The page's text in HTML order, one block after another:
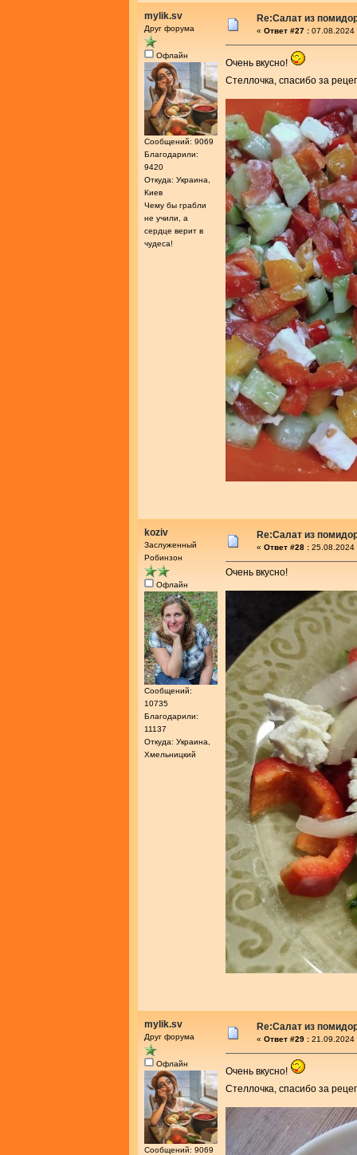
mylik.sv
Друг форума
Офлайн
Сообщений: 9069
Благодарили:
9420
Откуда: Украина,
Киев
Чему бы грабли
не учили, а
сердце верит в
чудеса!
Re:Салат из
« Ответ #27 : 07.08.2024
Очень вкусно!
Стеллочка, спасибо за
koziv
Заслуженный
Робинзон
Офлайн
Сообщений:
10735
Благодарили:
11137
Откуда: Украина,
Хмельницкий
Re:Салат из
« Ответ #28 : 25.08.2024
Очень вкусно!
mylik.sv
Друг форума
Офлайн
Сообщений: 9069
Re:Салат из
« Ответ #29 : 21.09.2024
Очень вкусно!
Стеллочка, спасибо за